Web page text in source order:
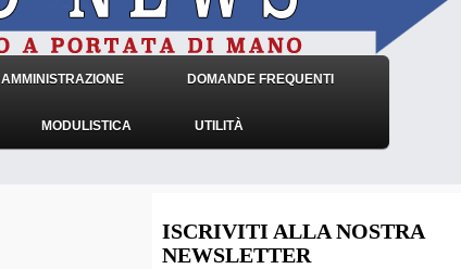
AMMINISTRAZIONE DOMANDE FREQUENTI
MODULISTICA UTILITÀ
ISCRIVITI ALLA NOSTRA
NEWSLETTER